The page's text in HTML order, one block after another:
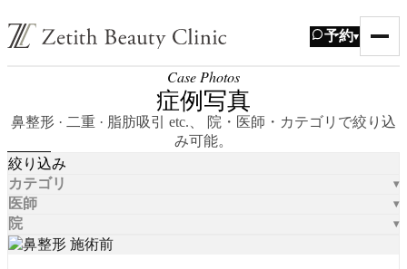
予約▾
Case Photos
症例写真
鼻整形 · 二重 · 脂肪吸引 etc.、 院・医師・カテゴリで絞り込
み可能。
絞り込み
カテゴリ
医師
院